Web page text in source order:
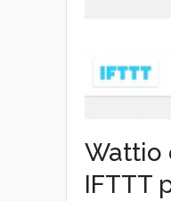
Wattio
IFTTT